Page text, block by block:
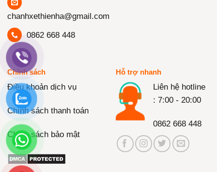
chanhxethienha@gmail.com
0862 668 448
Chính sách
Điều khoản dịch vụ
Chính sách thanh toán
Chính sách bảo mật
Hỗ trợ nhanh
Liên hệ hotline
: 7:00 - 20:00
0862 668 448